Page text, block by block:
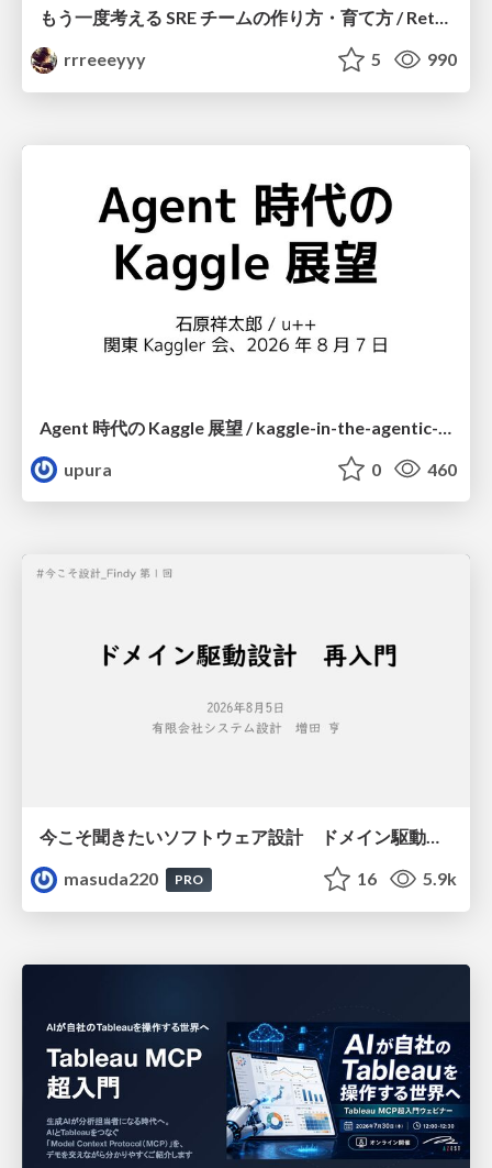
もう一度考える SRE チームの作り方・育て方 / Rethinking SRE #1: Building and Growing SRE Teams
rrreeeyyy
5 990
upura
0 460
今こそ聞きたいソフトウェア設計 ドメイン駆動設計再入門
masuda220
PRO 16 5.9k